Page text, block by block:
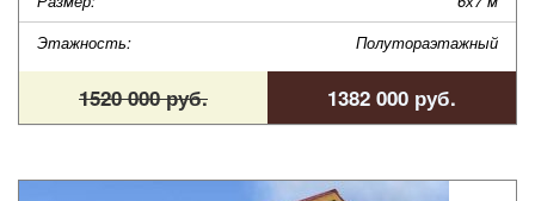
Этажность:
Полутораэтажный
1520 000 руб. 1382 000 руб.